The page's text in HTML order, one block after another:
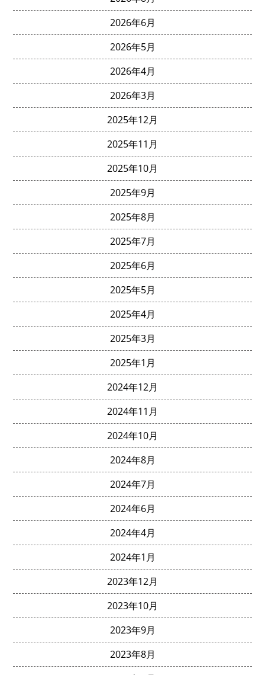
2026年6月
2026年5月
2026年4月
2026年3月
2025年12月
2025年11月
2025年10月
2025年9月
2025年8月
2025年7月
2025年6月
2025年5月
2025年4月
2025年3月
2025年1月
2024年12月
2024年11月
2024年10月
2024年8月
2024年7月
2024年6月
2024年4月
2024年1月
2023年12月
2023年10月
2023年9月
2023年8月